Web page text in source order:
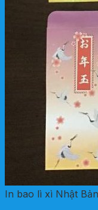
In bao lì xì Nhật